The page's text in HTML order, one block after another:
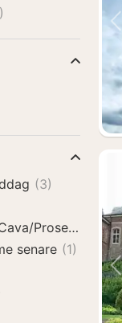
(3)
Prosecco)
(2)
senare (1)